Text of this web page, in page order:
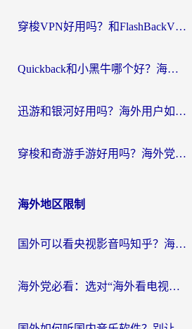
穿梭VPN好用吗？和FlashBackVPN对比哪个回国效果更好？
Quickback和小黑牛哪个好？海外党亲测指南，选对回国加速器秒回国内
迅游和银河好用吗？海外用户如何选择回国加速器实现无缝访问国内资源
穿梭和奇游手游好用吗？海外党亲测3款回国加速器，附蜜蜂加速器七天试用攻略
海外地区限制
国外可以看央视影音吗知乎？海外党亲测有效的回国加速方案
海外党必看：选对“海外看电视剧软件”，再也不用愁国内剧刷不了